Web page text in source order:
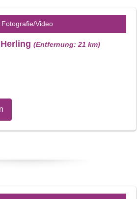
Fotografie/Video
(Entfernung: 21 km)